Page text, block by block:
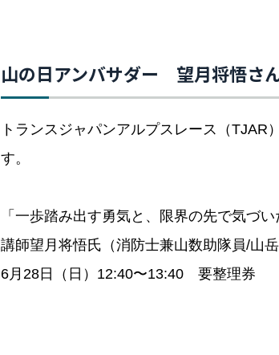
山の日アンバサダー 望月将悟さ
トランスジャパンアルプスレース（
す。
「一歩踏み出す勇気と、限界の先で気づい
講師望月将悟氏（消防士兼山数助隊員/山岳
6月28日（日）12:40〜13:40 要整理券